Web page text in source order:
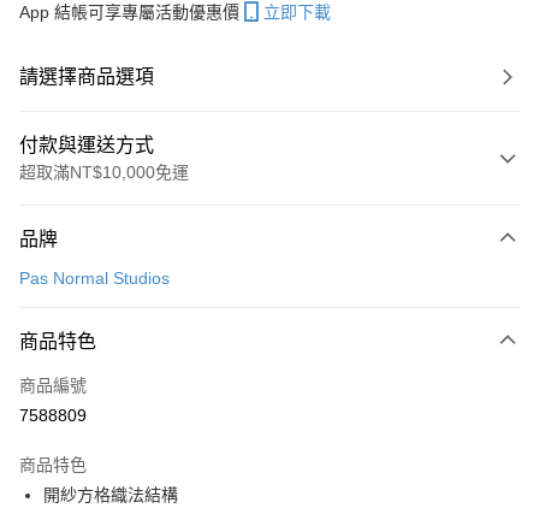
App 結帳可享專屬活動優惠價 立即下載
請選擇商品選項
付款與運送方式
超取滿NT$10,000免運
信用卡一次付款
LINE Pay
Apple Pay
運送方式
品牌
Pas Normal Studios
商品特色
商品編號
7588809
商品特色
開紗方格織法結構